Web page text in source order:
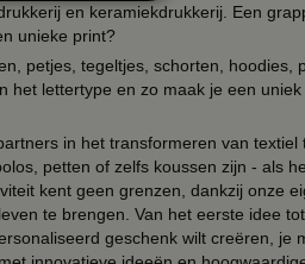
en keramiekdrukkerij. Een
unieke print?
petjes, tegeltjes, schorten, hoodies,
het lettertype en zo maak je een
in het transformeren van textiel
petten of zelfs koussen zijn - als
kent geen grenzen, dankzij onze
te brengen. Van het eerste idee
geschenk wilt creëren, je